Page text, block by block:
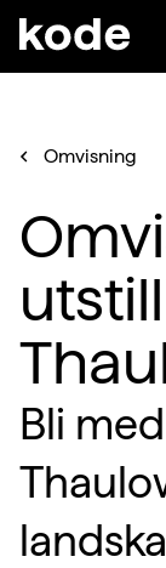
Omvisning
Bli